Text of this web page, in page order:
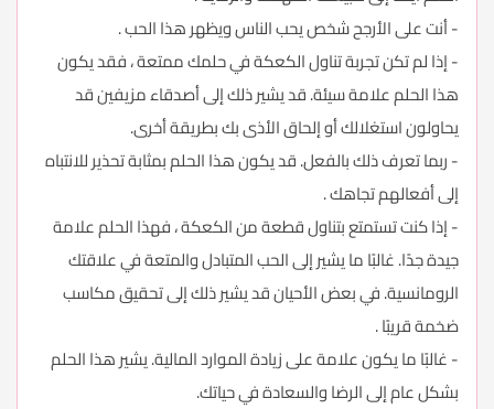
- أنت على الأرجح شخص يحب الناس ويظهر هذا الحب .
- إذا لم تكن تجربة تناول الكعكة في حلمك ممتعة ، فقد يكون
هذا الحلم علامة سيئة. قد يشير ذلك إلى أصدقاء مزيفين قد
يحاولون استغلالك أو إلحاق الأذى بك بطريقة أخرى.
- ربما تعرف ذلك بالفعل. قد يكون هذا الحلم بمثابة تحذير للانتباه
إلى أفعالهم تجاهك .
- إذا كنت تستمتع بتناول قطعة من الكعكة ، فهذا الحلم علامة
جيدة جدًا. غالبًا ما يشير إلى الحب المتبادل والمتعة في علاقتك
الرومانسية. في بعض الأحيان قد يشير ذلك إلى تحقيق مكاسب
ضخمة قريبًا .
- غالبًا ما يكون علامة على زيادة الموارد المالية. يشير هذا الحلم
بشكل عام إلى الرضا والسعادة في حياتك.